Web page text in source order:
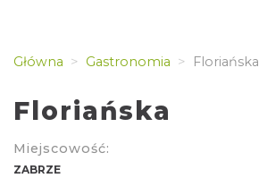
Główna Gastronomia Floriańska
Floriańska
Miejscowość:
ZABRZE